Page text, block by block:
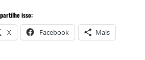
isso:
X Facebook Mais